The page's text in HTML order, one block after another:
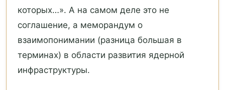
которых…». А на самом деле это не
соглашение, а меморандум о
взаимопонимании (разница большая в
терминах) в области развития ядерной
инфраструктуры.